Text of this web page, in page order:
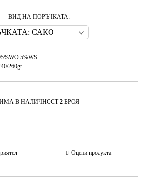
ВИД НА ПОРЪЧКАТА:
5%WS
260gr
ИМА В НАЛИЧНОСТ2БРОЯ
Оцени продукта